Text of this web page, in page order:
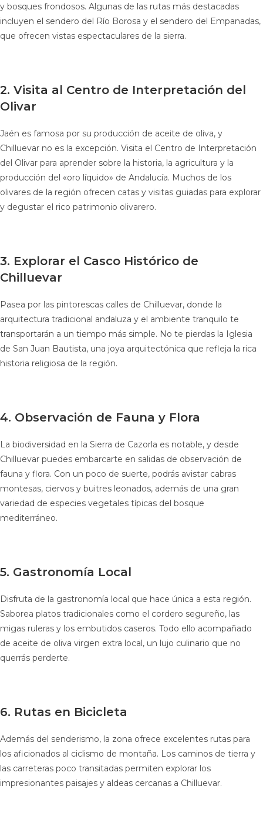
y bosques frondosos. Algunas de las rutas más destacadas
incluyen el sendero del Río Borosa y el sendero del Empanadas,
que ofrecen vistas espectaculares de la sierra.
2. Visita al Centro de Interpretación del
Olivar
Jaén es famosa por su producción de aceite de oliva, y
Chilluevar no es la excepción. Visita el Centro de Interpretación
del Olivar para aprender sobre la historia, la agricultura y la
producción del «oro líquido» de Andalucía. Muchos de los
olivares de la región ofrecen catas y visitas guiadas para explorar
y degustar el rico patrimonio olivarero.
3. Explorar el Casco Histórico de
Chilluevar
Pasea por las pintorescas calles de Chilluevar, donde la
arquitectura tradicional andaluza y el ambiente tranquilo te
transportarán a un tiempo más simple. No te pierdas la Iglesia
de San Juan Bautista, una joya arquitectónica que refleja la rica
historia religiosa de la región.
4. Observación de Fauna y Flora
La biodiversidad en la Sierra de Cazorla es notable, y desde
Chilluevar puedes embarcarte en salidas de observación de
fauna y flora. Con un poco de suerte, podrás avistar cabras
montesas, ciervos y buitres leonados, además de una gran
variedad de especies vegetales típicas del bosque
mediterráneo.
5. Gastronomía Local
Disfruta de la gastronomía local que hace única a esta región.
Saborea platos tradicionales como el cordero segureño, las
migas ruleras y los embutidos caseros. Todo ello acompañado
de aceite de oliva virgen extra local, un lujo culinario que no
querrás perderte.
6. Rutas en Bicicleta
Además del senderismo, la zona ofrece excelentes rutas para
los aficionados al ciclismo de montaña. Los caminos de tierra y
las carreteras poco transitadas permiten explorar los
impresionantes paisajes y aldeas cercanas a Chilluevar.